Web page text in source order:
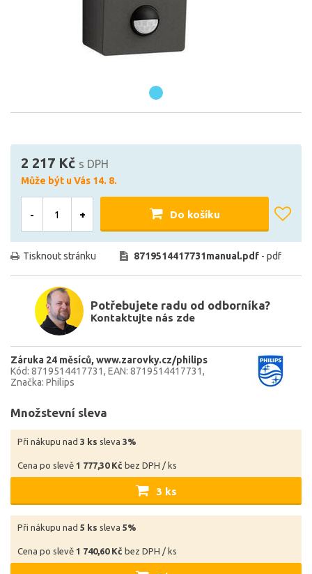
2 217 Kč s DPH
Může být u Vás 14. 8.
- + Do košíku
Tisknout stránku 8719514417731manual.pdf - pdf
Potřebujete radu od odborníka?
Kontaktujte nás zde
Záruka 24 měsíců www.zarovky.cz/philips
Kód: 8719514417731 EAN: 8719514417731
Značka: Philips
Množstevní sleva
Při nákupu nad 3 ks sleva 3%
Cena po slevě 1 777,30 Kč bez DPH / ks
3 ks
Při nákupu nad 5 ks sleva 5%
Cena po slevě 1 740,60 Kč bez DPH / ks